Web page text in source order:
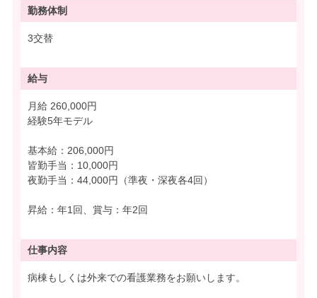
勤務体制
3交替
給与
月給 260,000円
経験5年モデル
基本給：206,000円
皆勤手当：10,000円
夜勤手当：44,000円（準夜・深夜各4回）
昇給：年1回、賞与：年2回
仕事内容
病棟もしくは外来での看護業務をお願いします。